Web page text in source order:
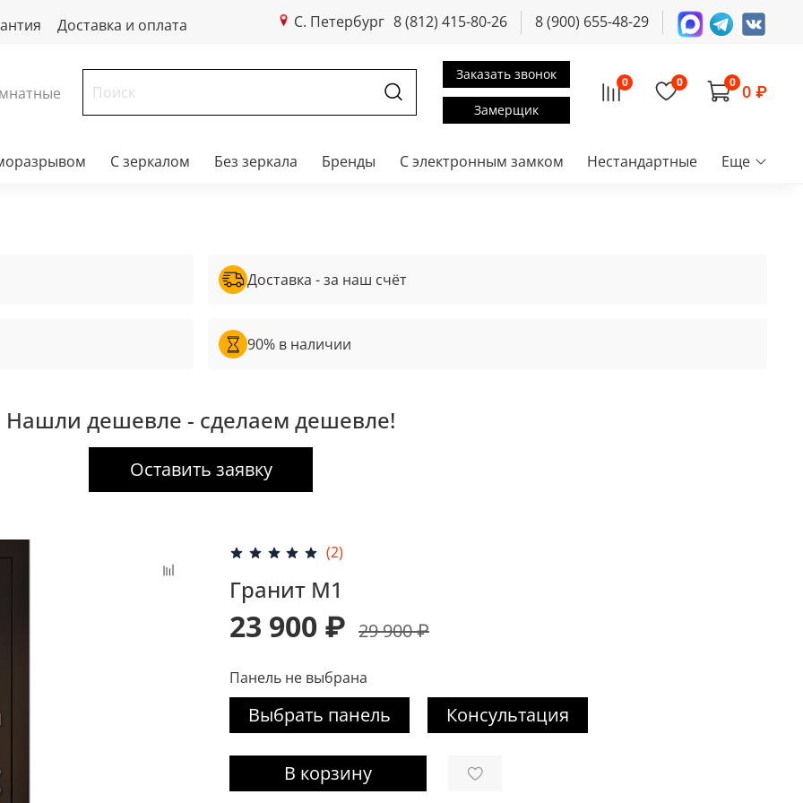
Доставка и оплата С. Петербург 8 (812) 415-80-26 8 (900) 655-48-29
Заказать звонок
Замерщик
0 0 0 0 ₽
С зеркалом Без зеркала Бренды С электронным замком Нестандартные Еще
Доставка - за наш счёт
90% в наличии
Нашли дешевле - сделаем дешевле!
Оставить заявку
(2)
Гранит М1
23 900 ₽ 29 900 ₽
Панель не выбрана
Выбрать панель Консультация
В корзину